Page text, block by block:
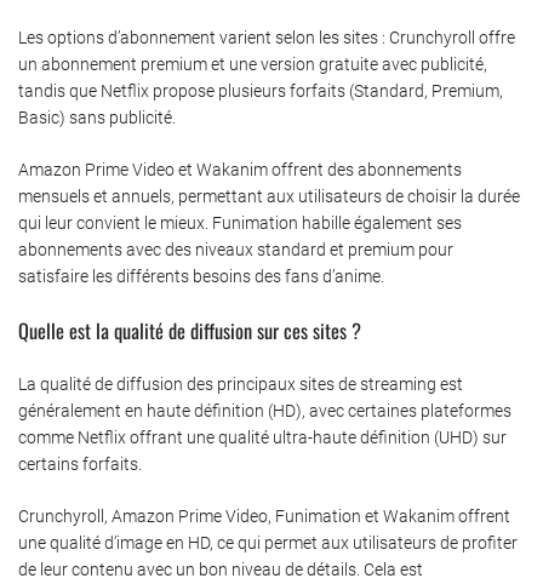
Les options d’abonnement varient selon les sites : Crunchyroll offre
un abonnement premium et une version gratuite avec publicité,
tandis que Netflix propose plusieurs forfaits (Standard, Premium,
Basic) sans publicité.
Amazon Prime Video et Wakanim offrent des abonnements
mensuels et annuels, permettant aux utilisateurs de choisir la durée
qui leur convient le mieux. Funimation habille également ses
abonnements avec des niveaux standard et premium pour
satisfaire les différents besoins des fans d’anime.
Quelle est la qualité de diffusion sur ces sites ?
La qualité de diffusion des principaux sites de streaming est
généralement en haute définition (HD), avec certaines plateformes
comme Netflix offrant une qualité ultra-haute définition (UHD) sur
certains forfaits.
Crunchyroll, Amazon Prime Video, Funimation et Wakanim offrent
une qualité d’image en HD, ce qui permet aux utilisateurs de profiter
de leur contenu avec un bon niveau de détails. Cela est